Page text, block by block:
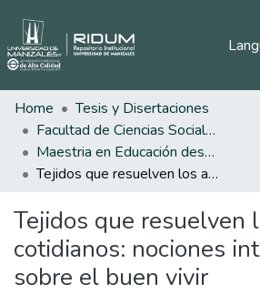
Home
Tesis y Disertaciones
Facultad de Ciencias Sociales y Humanas
Maestria en Educación desde la Diversidad
Tejidos que resuelven los asuntos cotidianos: nociones interculturales sobre el buen vivir
Tejidos que resuelven
cotidianos: nociones
sobre el buen vivir